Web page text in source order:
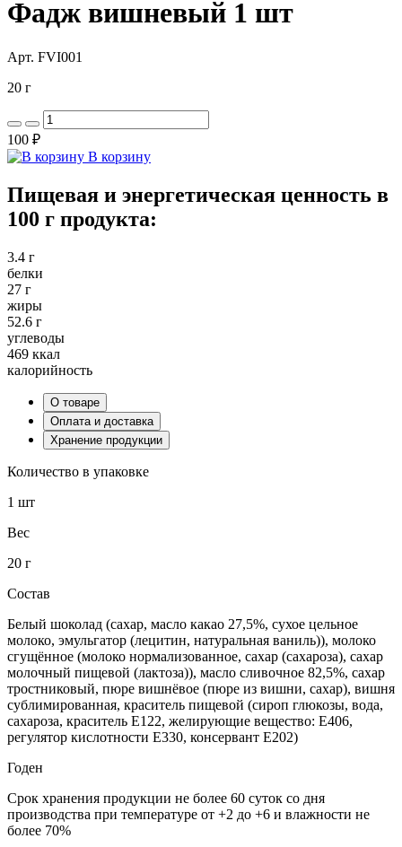
Фадж вишневый 1 шт
Арт. FVI001
20 г
100 ₽
В корзину
Пищевая и энергетическая ценность в
100 г продукта:
3.4 г
белки
27 г
жиры
52.6 г
углеводы
469 ккал
калорийность
О товаре
Оплата и доставка
Хранение продукции
Количество в упаковке
1 шт
Вес
20 г
Состав
Белый шоколад (сахар, масло какао 27,5%, сухое цельное
молоко, эмульгатор (лецитин, натуральная ваниль)), молоко
сгущённое (молоко нормализованное, сахар (сахароза), cахар
молочный пищевой (лактоза)), масло сливочное 82,5%, сахар
тростниковый, пюре вишнёвое (пюре из вишни, сахар), вишня
сублимированная, краситель пищевой (сироп глюкозы, вода,
сахароза, краситель Е122, желирующие вещество: Е406,
регулятор кислотности Е330, консервант Е202)
Годен
Срок хранения продукции не более 60 суток со дня
производства при температуре от +2 до +6 и влажности не
более 70%